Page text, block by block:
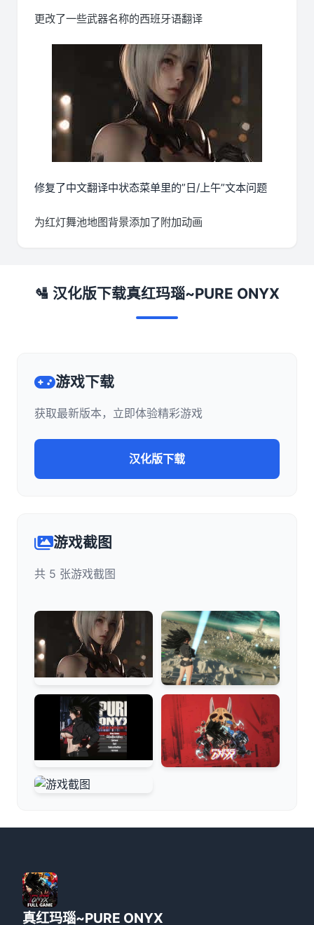
更改了一些武器名称的西班牙语翻译
修复了中文翻译中状态菜单里的”日/上午”文本问题
为红灯舞池地图背景添加了附加动画
🛂 汉化版下载真红玛瑙~PURE ONYX
游戏下载
获取最新版本，立即体验精彩游戏
汉化版下载
游戏截图
共 5 张游戏截图
真红玛瑙~PURE ONYX